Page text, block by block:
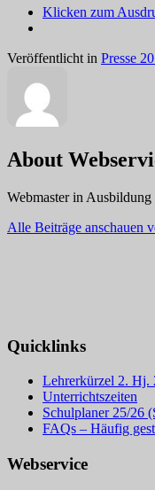
Klicken zum
Veröffentlicht in Presse
About
Webmaster in Ausbildung
Alle Beiträge anschauen
Quicklinks
Lehrerkürzel 2. Hj.
Unterrichtszeiten
Schulplaner 25/26
FAQs – Häufig
Webservice